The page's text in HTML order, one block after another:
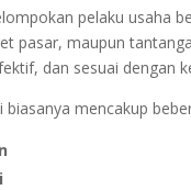
pelaku usaha
pasar, maupun
dan sesuai dengan
mencakup